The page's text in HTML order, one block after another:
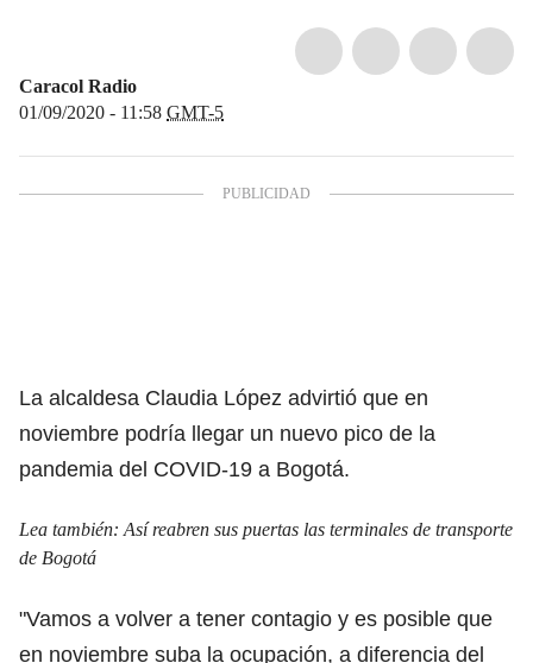
Caracol Radio
01/09/2020 - 11:58 GMT-5
La alcaldesa Claudia López advirtió que en
noviembre podría llegar un nuevo pico de la
pandemia del COVID-19 a Bogotá.
Lea también: Así reabren sus puertas las terminales de transporte
de Bogotá
"Vamos a volver a tener contagio y es posible que
en noviembre suba la ocupación, a diferencia del